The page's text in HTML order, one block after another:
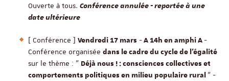
Ouverte à tous. Conférence annulée - reportée à une
date ultérieure
[ Conférence ] Vendredi 17 mars -A 14h en amphi A-
Conférence organisée dans le cadre du cycle de l'égalité
sur le thème : " Déjà nous ! : consciences collectives et
comportements politiques en milieu populaire rural " -